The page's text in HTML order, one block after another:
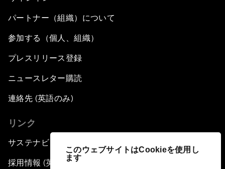
このウェブサイトはCookieを使用し
ます
パートナー（組織）について
参加する（個人、組織）
プレスリリース登録
ニュースレター購読
連絡先 (英語のみ)
リンク
サステナビリティへの取り組み
採用情報 (英語のみ)